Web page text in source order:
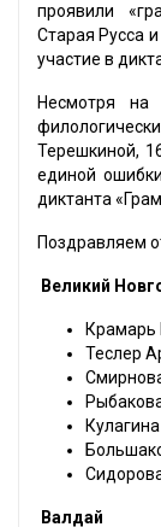
проявили
Старая Русса
участие в
Несмотря на
Терешкиной,
единой
диктанта
Поздравляем
Великий
Крамарь
Теслер
Валдай